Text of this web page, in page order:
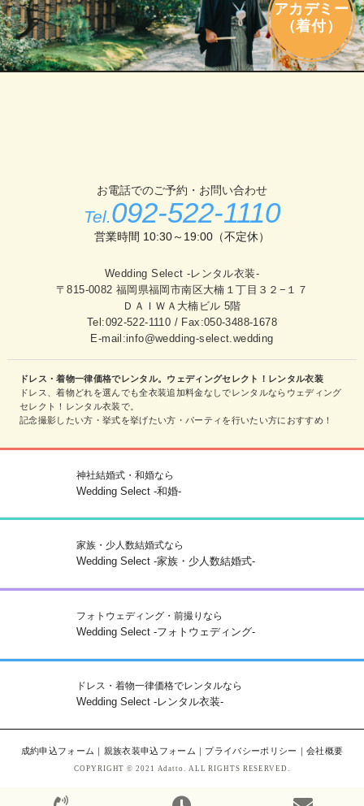
アカデミー
（着付）
お電話でのご予約・お問い合わせ
Tel.092-522-1110
営業時間 10:30～19:00（不定休）
Wedding Select -レンタル衣装-
〒815-0082 福岡県福岡市南区大楠１丁目３２−１７
ＤＡＩＷＡ大楠ビル 5階
Tel:092-522-1110 / Fax:050-3488-1678
E-mail:info@wedding-select.wedding
ドレス・着物一律価格でレンタル。ウェディングセレクト！レンタル衣装
ドレス、着物どれを選んでも全衣装追加料金なしでレンタルならウェディング
セレクト！レンタル衣装で。
記念撮影したい方・挙式を挙げたい方・パーティを行いたい方におすすめ！
神社結婚式・和婚なら
Wedding Select -和婚-
家族・少人数結婚式なら
Wedding Select -家族・少人数結婚式-
フォトウェディング・前撮りなら
Wedding Select -フォトウェディング-
ドレス・着物一律価格でレンタルなら
Wedding Select -レンタル衣装-
成約申込フォーム ｜ 親族衣装申込フォーム ｜ プライバシーポリシー ｜ 会社概要
COPYRIGHT © 2021 Adatto. ALL RIGHTS RESERVED.